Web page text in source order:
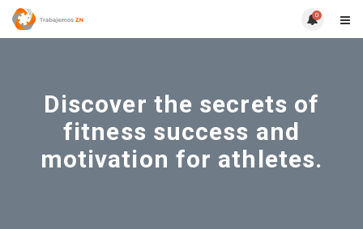
0
Discover the secrets of
fitness success and
motivation for athletes.